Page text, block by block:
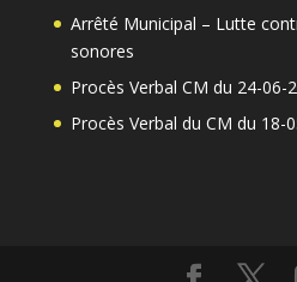
Arrêté Municipal – Lutte
sonores
Procès Verbal CM du 24-06-
Procès Verbal du CM du 18-